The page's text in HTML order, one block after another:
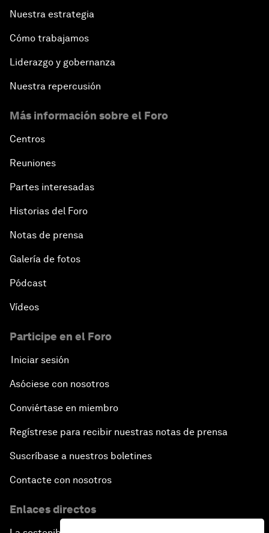
Nuestra estrategia
Cómo trabajamos
Liderazgo y gobernanza
Nuestra repercusión
Más información sobre el Foro
Centros
Reuniones
Partes interesadas
Historias del Foro
Notas de prensa
Galería de fotos
Pódcast
Vídeos
Participe en el Foro
Iniciar sesión
Asóciese con nosotros
Conviértase en miembro
Regístrese para recibir nuestras notas de prensa
Suscríbase a nuestros boletines
Contacte con nosotros
Enlaces directos